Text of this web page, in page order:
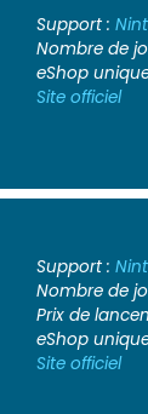
Support :
Nombre de
eShop
Site officiel
Support :
Nombre de
Prix de
eShop
Site officiel